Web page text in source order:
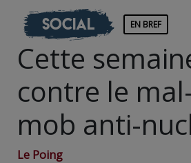
Social EN BREF
Cette
contre le
mob anti-
Le Poing